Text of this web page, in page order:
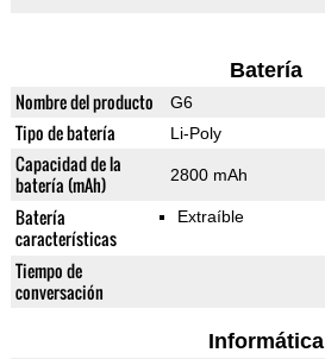
Batería
Nombre del producto G6
Tipo de batería Li-Poly
Capacidad de la
batería (mAh)
2800 mAh
Batería
características
Extraíble
Tiempo de
conversación
Informática